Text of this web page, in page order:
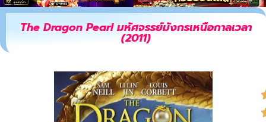
The Dragon Pearl มหัศจรรย์มังกรเหนือกาลเวลา
(2011)